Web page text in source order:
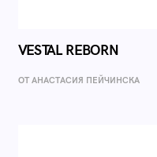
VESTAL REBORN
ОТ AНАСТАСИЯ ПЕЙЧИНСКА